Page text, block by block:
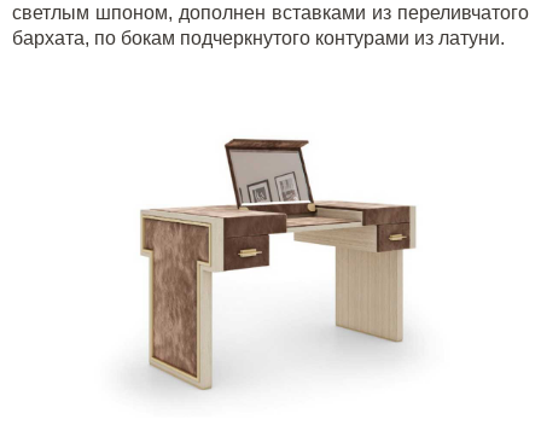
светлым шпоном, дополнен вставками из переливчатого
бархата, по бокам подчеркнутого контурами из латуни.